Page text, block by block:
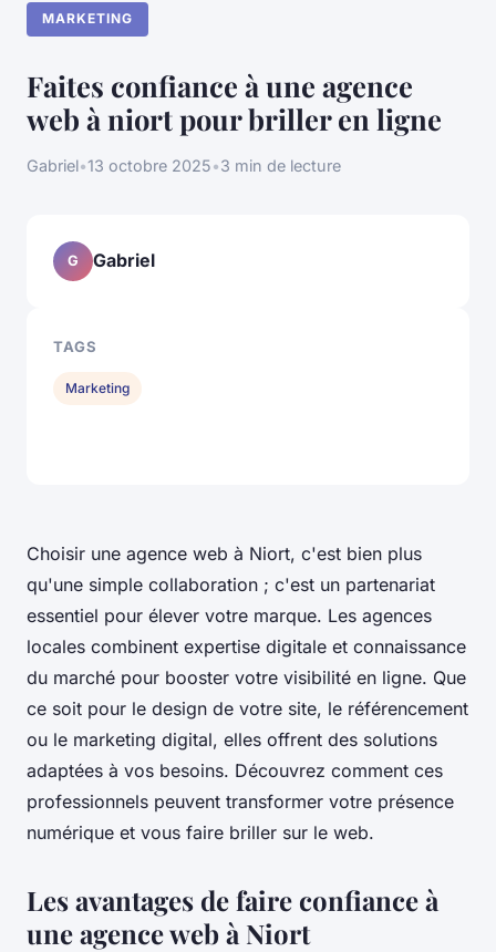
MARKETING
Faites confiance à une agence
web à niort pour briller en ligne
Gabriel•13 octobre 2025•3 min de lecture
Choisir une agence web à Niort, c'est bien plus
qu'une simple collaboration ; c'est un partenariat
essentiel pour élever votre marque. Les agences
locales combinent expertise digitale et connaissance
du marché pour booster votre visibilité en ligne. Que
ce soit pour le design de votre site, le référencement
ou le marketing digital, elles offrent des solutions
adaptées à vos besoins. Découvrez comment ces
professionnels peuvent transformer votre présence
numérique et vous faire briller sur le web.
Les avantages de faire confiance à
une agence web à Niort
G Gabriel
TAGS
Marketing